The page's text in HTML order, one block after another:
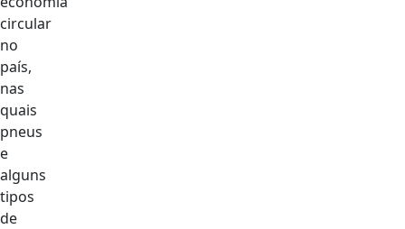
circular
no
país,
nas
quais
pneus
e
alguns
tipos
de